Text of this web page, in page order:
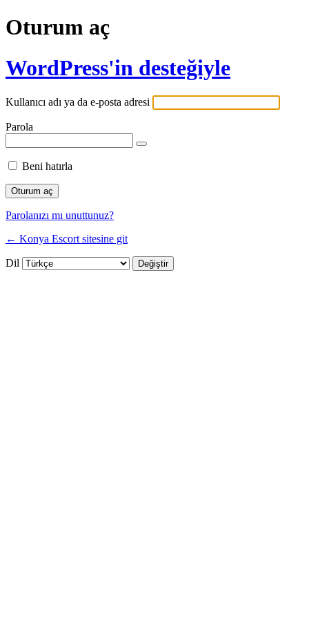
Oturum aç
WordPress'in desteğiyle
Kullanıcı adı ya da e-posta adresi
Parola
Beni hatırla
Parolanızı mı unuttunuz?
← Konya Escort sitesine git
Dil